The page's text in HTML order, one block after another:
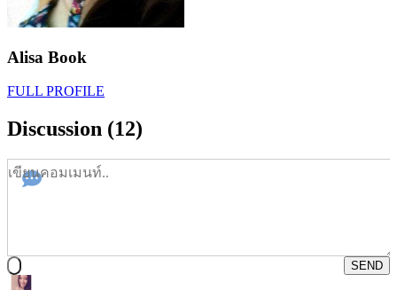
Alisa Book
FULL PROFILE
Discussion (12)
SEND